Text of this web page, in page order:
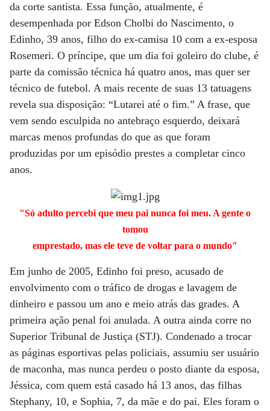
da corte santista. Essa função, atualmente, é
desempenhada por Edson Cholbi do Nascimento, o
Edinho, 39 anos, filho do ex-camisa 10 com a ex-esposa
Rosemeri. O príncipe, que um dia foi goleiro do clube, é
parte da comissão técnica há quatro anos, mas quer ser
técnico de futebol. A mais recente de suas 13 tatuagens
revela sua disposição: “Lutarei até o fim.” A frase, que
vem sendo esculpida no antebraço esquerdo, deixará
marcas menos profundas do que as que foram
produzidas por um episódio prestes a completar cinco
anos.
"Só adulto percebi que meu pai nunca foi meu. A gente o
tomou
emprestado, mas ele teve de voltar para o mundo"
Em junho de 2005, Edinho foi preso, acusado de
envolvimento com o tráfico de drogas e lavagem de
dinheiro e passou um ano e meio atrás das grades. A
primeira ação penal foi anulada. A outra ainda corre no
Superior Tribunal de Justiça (STJ). Condenado a trocar
as páginas esportivas pelas policiais, assumiu ser usuário
de maconha, mas nunca perdeu o posto diante da esposa,
Jéssica, com quem está casado há 13 anos, das filhas
Stephany, 10, e Sophia, 7, da mãe e do pai. Eles foram o